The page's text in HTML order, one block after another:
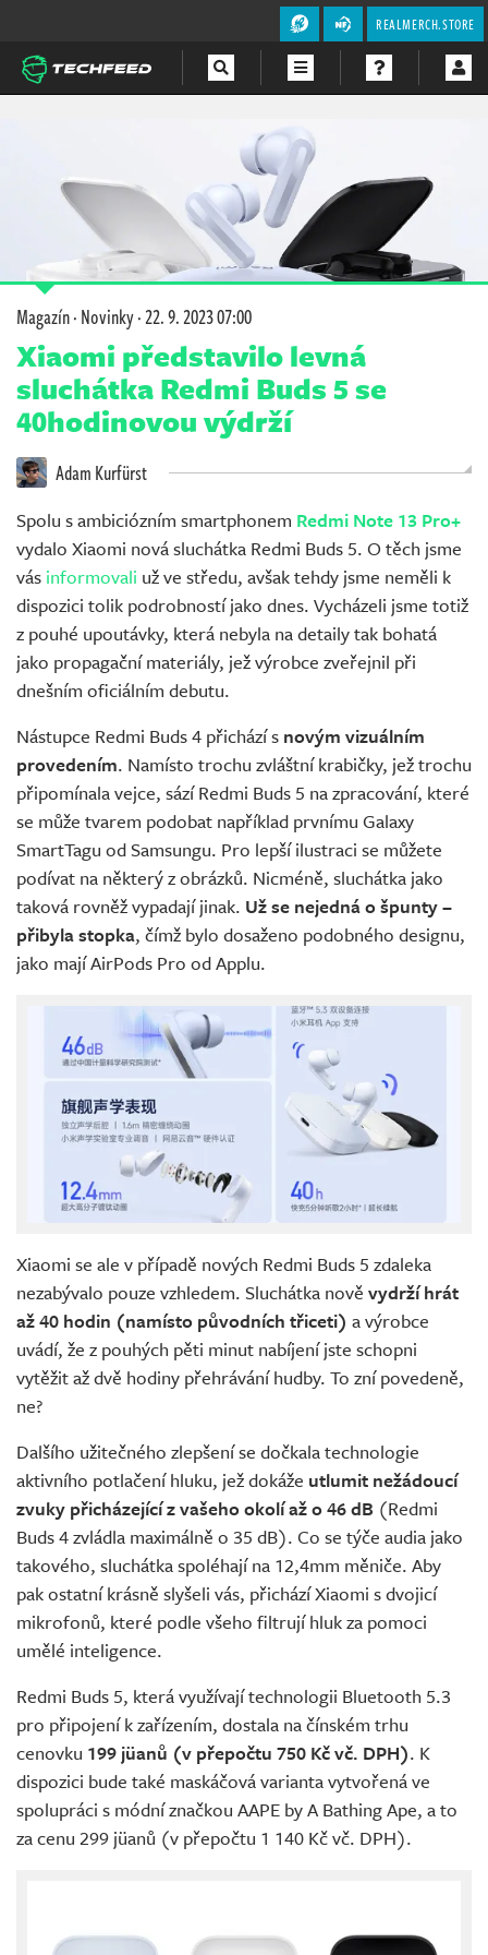
REALMERCH.STORE
Magazín·Novinky·22. 9. 2023 07:00
Xiaomi představilo levná
sluchátka Redmi Buds 5 se
40hodinovou výdrží
Adam Kurfürst
Spolu s ambiciózním smartphonem Redmi Note 13 Pro+
vydalo Xiaomi nová sluchátka Redmi Buds 5. O těch jsme
vás informovali už ve středu, avšak tehdy jsme neměli k
dispozici tolik podrobností jako dnes. Vycházeli jsme totiž
z pouhé upoutávky, která nebyla na detaily tak bohatá
jako propagační materiály, jež výrobce zveřejnil při
dnešním oficiálním debutu.
Nástupce Redmi Buds 4 přichází s novým vizuálním
provedením. Namísto trochu zvláštní krabičky, jež trochu
připomínala vejce, sází Redmi Buds 5 na zpracování, které
se může tvarem podobat například prvnímu Galaxy
SmartTagu od Samsungu. Pro lepší ilustraci se můžete
podívat na některý z obrázků. Nicméně, sluchátka jako
taková rovněž vypadají jinak. Už se nejedná o špunty –
přibyla stopka, čímž bylo dosaženo podobného designu,
jako mají AirPods Pro od Applu.
Xiaomi se ale v případě nových Redmi Buds 5 zdaleka
nezabývalo pouze vzhledem. Sluchátka nově vydrží hrát
až 40 hodin (namísto původních třiceti) a výrobce
uvádí, že z pouhých pěti minut nabíjení jste schopni
vytěžit až dvě hodiny přehrávání hudby. To zní povedeně,
ne?
Dalšího užitečného zlepšení se dočkala technologie
aktivního potlačení hluku, jež dokáže utlumit nežádoucí
zvuky přicházející z vašeho okolí až o 46 dB (Redmi
Buds 4 zvládla maximálně o 35 dB). Co se týče audia jako
takového, sluchátka spoléhají na 12,4mm měniče. Aby
pak ostatní krásně slyšeli vás, přichází Xiaomi s dvojicí
mikrofonů, které podle všeho filtrují hluk za pomoci
umělé inteligence.
Redmi Buds 5, která využívají technologii Bluetooth 5.3
pro připojení k zařízením, dostala na čínském trhu
cenovku 199 jüanů (v přepočtu 750 Kč vč. DPH). K
dispozici bude také maskáčová varianta vytvořená ve
spolupráci s módní značkou AAPE by A Bathing Ape, a to
za cenu 299 jüanů (v přepočtu 1 140 Kč vč. DPH).